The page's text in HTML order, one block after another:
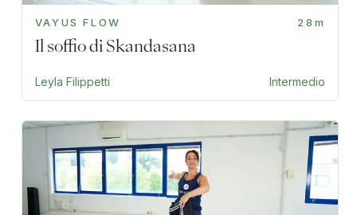
VAYUS FLOW 28m
Il soffio di Skandasana
Leyla Filippetti Intermedio